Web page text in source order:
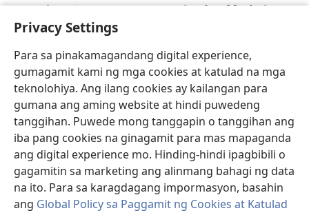
Privacy Settings
Para sa pinakamagandang digital experience,
gumagamit kami ng mga cookies at katulad na mga
teknolohiya. Ang ilang cookies ay kailangan para
gumana ang aming website at hindi puwedeng
tanggihan. Puwede mong tanggapin o tanggihan ang
iba pang cookies na ginagamit para mas mapaganda
ang digital experience mo. Hinding-hindi ipagbibili o
gagamitin sa marketing ang alinmang bahagi ng data
na ito. Para sa karagdagang impormasyon, basahin
ang Global Policy sa Paggamit ng Cookies at Katulad
asno niya, at sumama sa mga opisyal ng Moab. o
22 Pero galit na galit ang Diyos dahil sumama
pigilan siya. Nakasakay noon si Balaam sa asno niya
at kasama niya ang dalawang lingkod niya.
23
At
nang makita ng asno ang anghel ni Jehova na
nakatayo sa daan at may hawak na espada, lumihis
ito sa daan papunta sa parang. Pero pinagpapalo ni
Balaam ang asno para bumalik ito sa daan. 24
Pagkatapos, tumayo ang anghel ni Jehova sa
makipot na daan sa pagitan ng dalawang ubasan, na
may batong pader sa magkabilang panig. 25 Nang